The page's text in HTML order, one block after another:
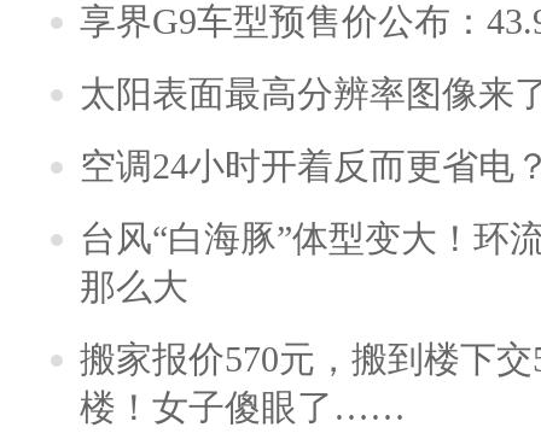
享界G9车型预售价公布：
太阳表面最高分辨率图像来
空调24小时开着反而更省电
台风“白海豚”体型变大！环
那么大
搬家报价570元，搬到楼下
楼！女子傻眼了……